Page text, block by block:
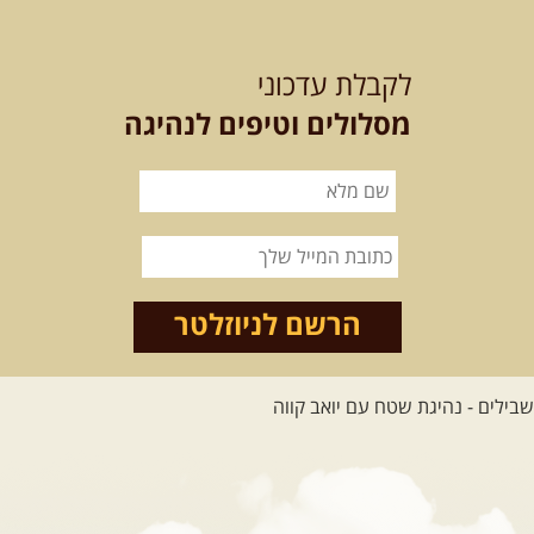
האם אתם מחפשים חוויה מיוחדת
בטבע? מחפשים חוויה שתעניק לכם ...
שישי- ממרומי
הגליל העליון למורדות הירדן
נצא מג'ש שבמורדות הר מירון, נמשיך
לאורך נחל דישון ונעצור ...[המשך]
לכל הטיולים
לקבלת עדכוני
מסלולים וטיפים לנהיגה
הרשם לניוזלטר